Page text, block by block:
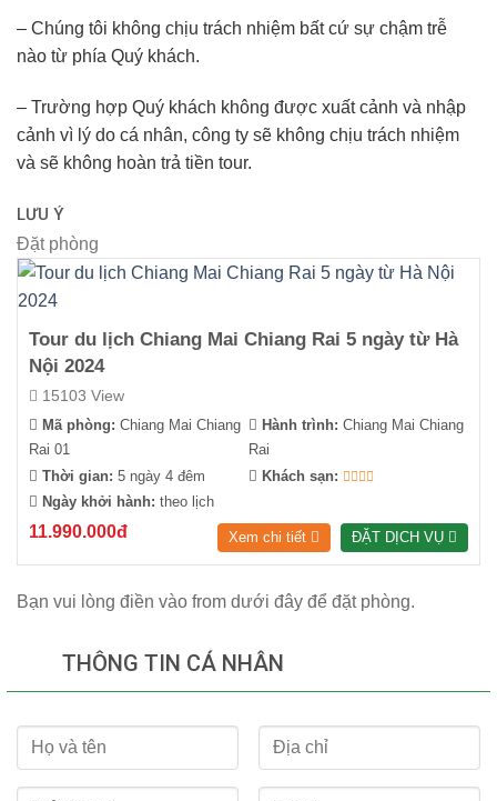
– Chúng tôi không chịu trách nhiệm bất cứ sự chậm trễ
nào từ phía Quý khách.
– Trường hợp Quý khách không được xuất cảnh và nhập
cảnh vì lý do cá nhân, công ty sẽ không chịu trách nhiệm
và sẽ không hoàn trả tiền tour.
LƯU Ý
Đặt phòng
Tour du lịch Chiang Mai Chiang Rai 5 ngày từ Hà
Nội 2024
15103 View
Mã phòng: Chiang Mai Chiang
Rai 01
Thời gian: 5 ngày 4 đêm
Ngày khởi hành: theo lịch
Hành trình: Chiang Mai Chiang
Rai
Khách sạn:
11.990.000đ Xem chi tiết ĐẶT DỊCH VỤ
Bạn vui lòng điền vào from dưới đây để đặt phòng.
THÔNG TIN CÁ NHÂN